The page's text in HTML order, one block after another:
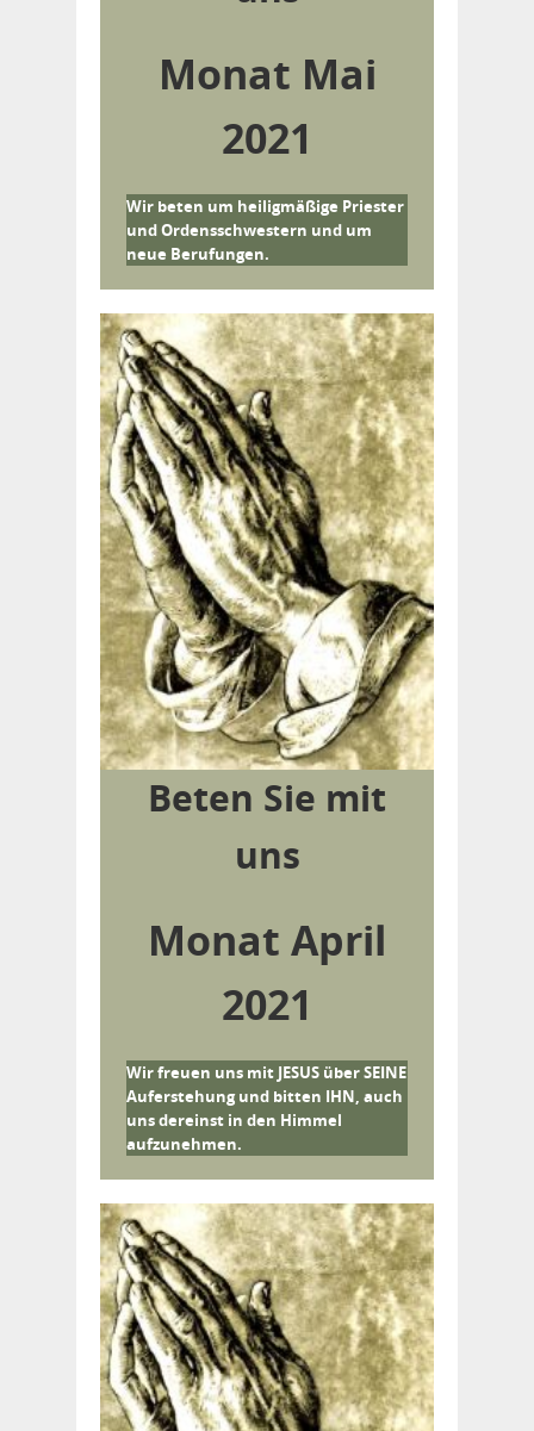
Monat Mai
2021
Wir beten um heiligmäßige Priester
und Ordensschwestern und um
neue Berufungen.
Beten Sie mit
uns
Monat April
2021
Wir freuen uns mit JESUS über SEINE
Auferstehung und bitten IHN, auch
uns dereinst in den Himmel
aufzunehmen.